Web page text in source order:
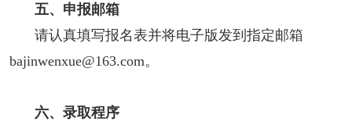
五、申报邮箱
请认真填写报名表并将电子版发到指定邮箱
bajinwenxue@163.com。
六、录取程序